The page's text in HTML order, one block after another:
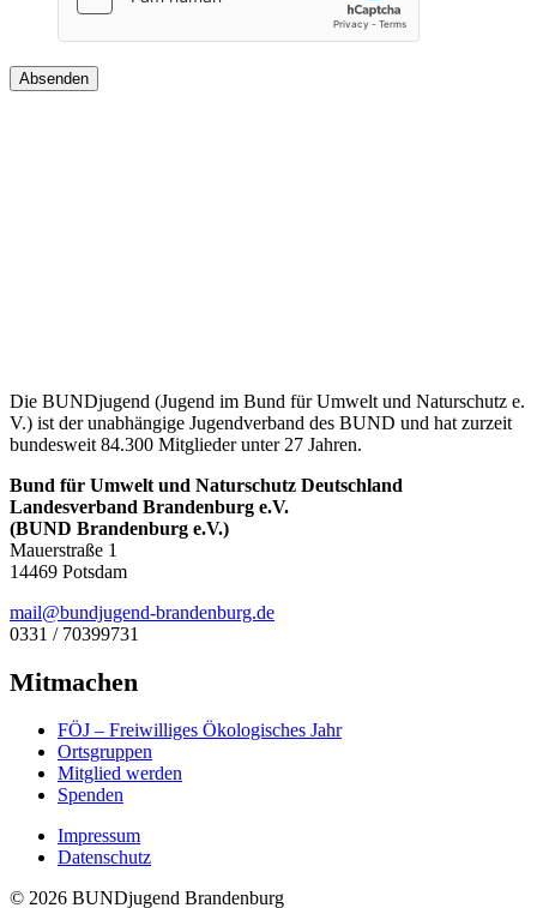
Die BUNDjugend (Jugend im Bund für Umwelt und Naturschutz e.
V.) ist der unabhängige Jugendverband des BUND und hat zurzeit
bundesweit 84.300 Mitglieder unter 27 Jahren.
Bund für Umwelt und Naturschutz Deutschland
Landesverband Brandenburg e.V.
(BUND Brandenburg e.V.)
Mauerstraße 1
14469 Potsdam
ed.grubnednarb-dnegujdnub@liam
0331 / 70399731
Mitmachen
FÖJ – Freiwilliges Ökologisches Jahr
Ortsgruppen
Mitglied werden
Spenden
Impressum
Datenschutz
© 2026 BUNDjugend Brandenburg